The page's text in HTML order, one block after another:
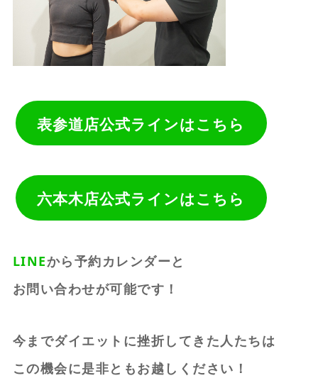
表参道店公式ラインはこちら
六本木店公式ラインはこちら
LINEから予約カレンダーと
お問い合わせが可能です！
今までダイエットに挫折してきた人たちは
この機会に是非ともお越しください！